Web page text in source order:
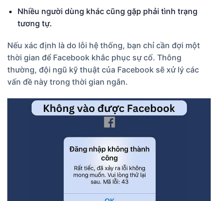
Nhiều người dùng khác cũng gặp phải tình trạng
tương tự.
Nếu xác định là do lỗi hệ thống, bạn chỉ cần đợi một
thời gian để Facebook khắc phục sự cố. Thông
thường, đội ngũ kỹ thuật của Facebook sẽ xử lý các
vấn đề này trong thời gian ngắn.